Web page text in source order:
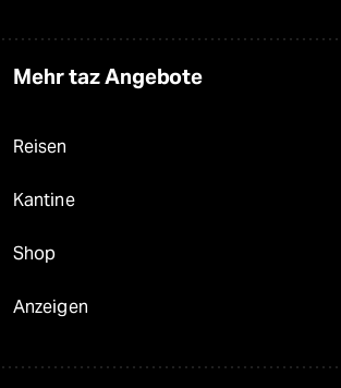
Mehr taz Angebote
Reisen
Kantine
Shop
Anzeigen